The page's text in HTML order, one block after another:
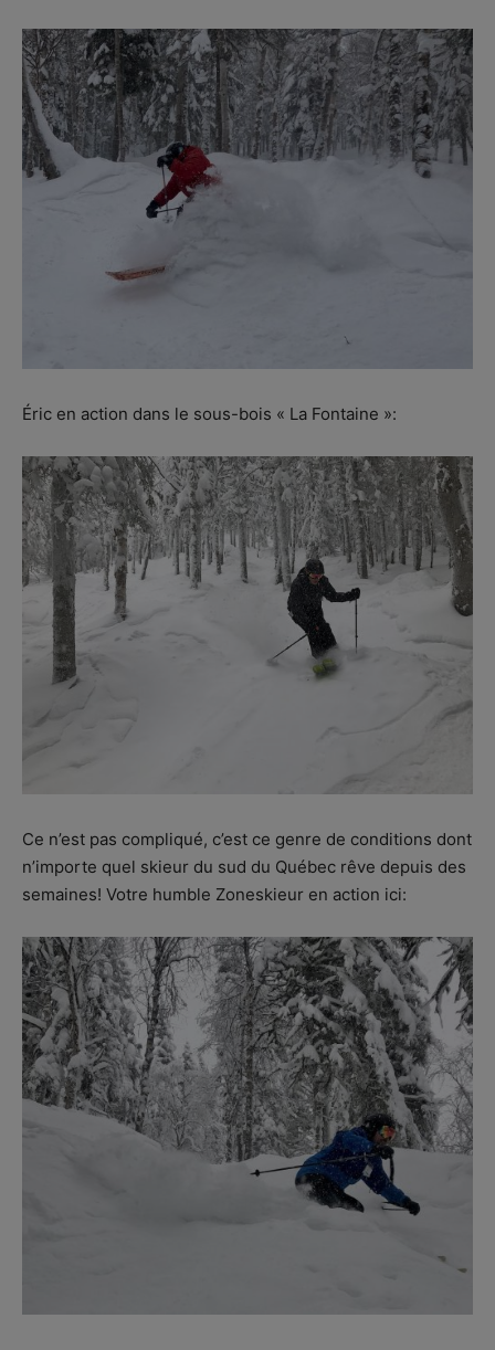
Éric en action dans le sous-bois « La Fontaine »:
Ce n’est pas compliqué, c’est ce genre de conditions dont
n’importe quel skieur du sud du Québec rêve depuis des
semaines! Votre humble Zoneskieur en action ici: